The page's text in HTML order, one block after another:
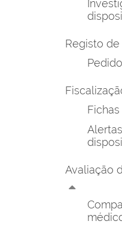
Registo de
Avaliação